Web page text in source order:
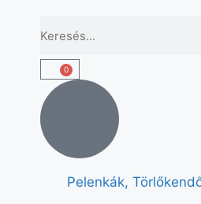
0
Pelenkák,